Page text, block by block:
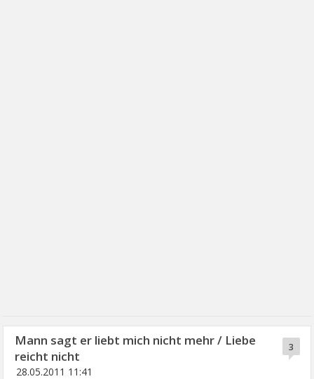
3
Mann sagt er liebt mich nicht mehr / Liebe
reicht nicht
28.05.2011 11:41